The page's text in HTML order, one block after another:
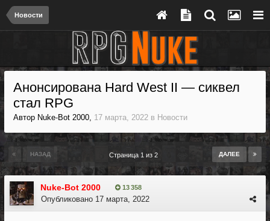
Новости
Анонсирована Hard West II — сиквел
стал RPG
Автор Nuke-Bot 2000, 17 марта, 2022 в Новости
НАЗАД ДАЛЕЕ
Страница 1 из 2
Nuke-Bot 2000 13 358
Опубликовано 17 марта, 2022